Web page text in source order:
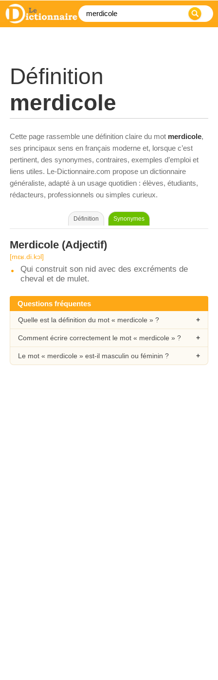
Définition
merdicole
Cette page rassemble une définition claire du mot merdicole,
ses principaux sens en français moderne et, lorsque c’est
pertinent, des synonymes, contraires, exemples d’emploi et
liens utiles. Le-Dictionnaire.com propose un dictionnaire
généraliste, adapté à un usage quotidien : élèves, étudiants,
rédacteurs, professionnels ou simples curieux.
Définition Synonymes
Merdicole (Adjectif)
[mɛʁ.di.kɔl]
Qui construit son nid avec des excréments de
cheval et de mulet.
Questions fréquentes
Quelle est la définition du mot « merdicole » ?
Comment écrire correctement le mot « merdicole » ?
Le mot « merdicole » est-il masculin ou féminin ?